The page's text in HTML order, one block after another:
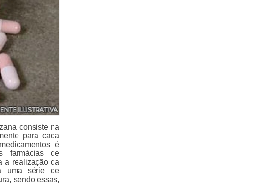
consiste na
para cada
é
farmácias de
a realização da
uma série de
sendo essas,